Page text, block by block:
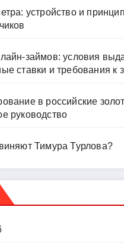
устройство и
займов: условия
ставки и требования к
в российские
руководство
Тимура Турлова?